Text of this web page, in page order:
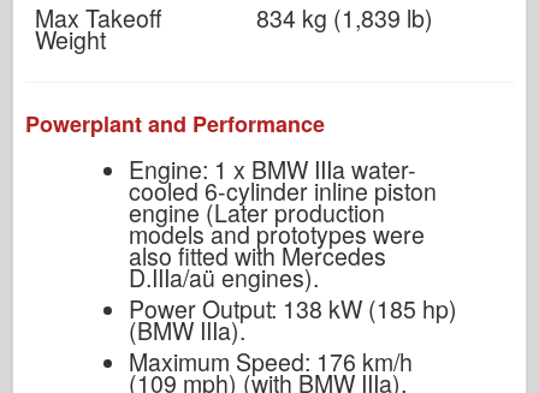
Max Takeoff
Weight
834 kg (1,839 lb)
Powerplant and Performance
Engine: 1 x BMW IIIa water-
cooled 6-cylinder inline piston
engine (Later production
models and prototypes were
also fitted with Mercedes
D.IIIa/aü engines).
Power Output: 138 kW (185 hp)
(BMW IIIa).
Maximum Speed: 176 km/h
(109 mph) (with BMW IIIa).